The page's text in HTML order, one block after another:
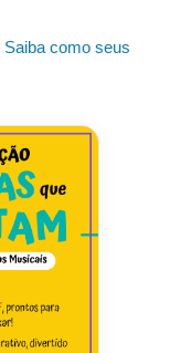
Saiba como seus